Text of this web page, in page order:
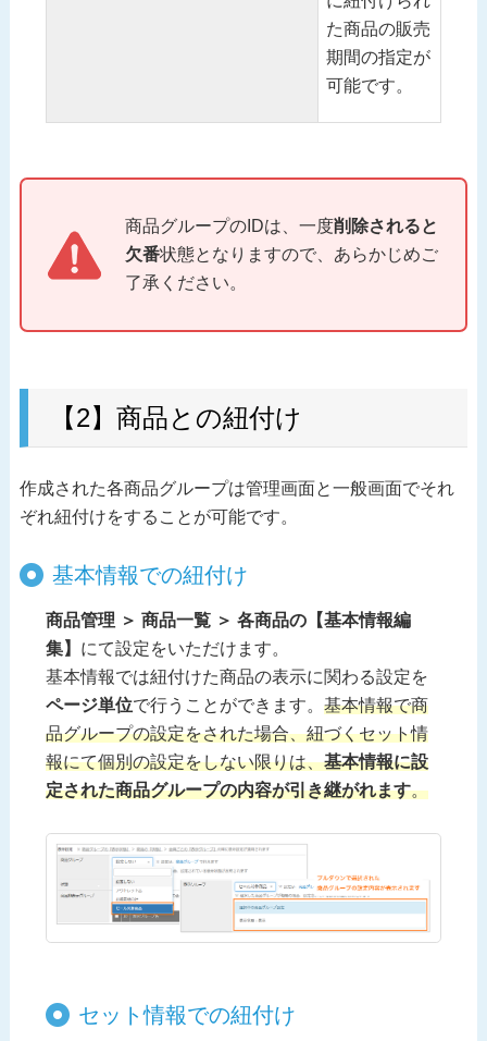
た商品の販売
期間の指定が
可能です。
商品グループのIDは、一度削除されると
欠番状態となりますので、あらかじめご
了承ください。
【2】商品との紐付け
作成された各商品グループは管理画面と一般画面でそれ
ぞれ紐付けをすることが可能です。
基本情報での紐付け
商品管理 ＞ 商品一覧 ＞ 各商品の【基本情報編
集】 にて設定をいただけます。
基本情報では紐付けた商品の表示に関わる設定を
ページ単位で行うことができます。 基本情報で商
品グループの設定をされた場合、紐づくセット情
報にて個別の設定をしない限りは、基本情報に設
定された商品グループの内容が引き継がれます。
セット情報での紐付け